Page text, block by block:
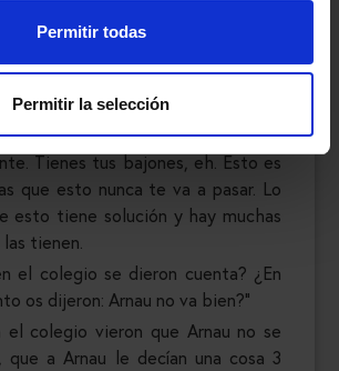
Permitir todas
Permitir la selección
ayudado y yo he tenido un apoyo,
más. Cuando tienes a todos, a tu
amigos… y todos te dicen: para
haga falta que aquí estamos, es
Tienes tus bajones, eh. Esto es
que esto nunca te va a pasar. Lo
esto tiene solución y hay muchas
tienen.
el colegio se dieron cuenta? ¿En
os dijeron: Arnau no va bien?”
el colegio vieron que Arnau no se
que a Arnau le decían una cosa 3